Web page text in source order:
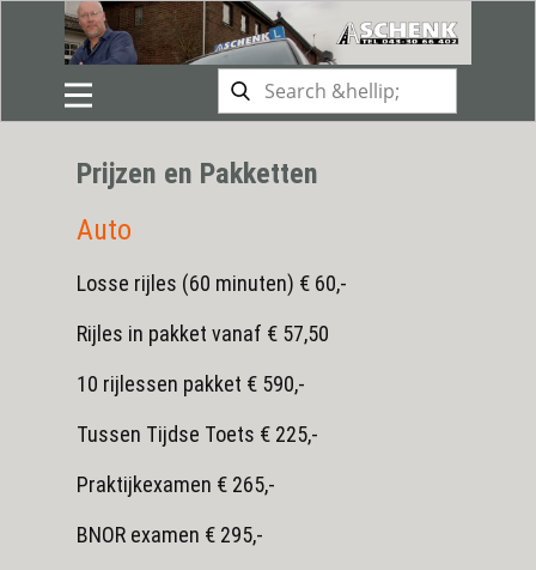
Prijzen en Pakketten
Auto
Losse rijles (60 minuten) € 60,-
Rijles in pakket vanaf € 57,50
10 rijlessen pakket € 590,-
Tussen Tijdse Toets € 225,-
Praktijkexamen € 265,-
BNOR examen € 295,-